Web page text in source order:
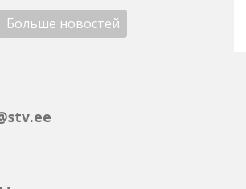
Больше новостей